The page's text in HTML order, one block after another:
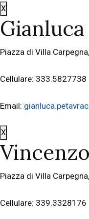
X
Piazza di Villa
Cellulare: 333.5827738
Email:
X
Piazza di Villa
Cellulare: 339.3328176